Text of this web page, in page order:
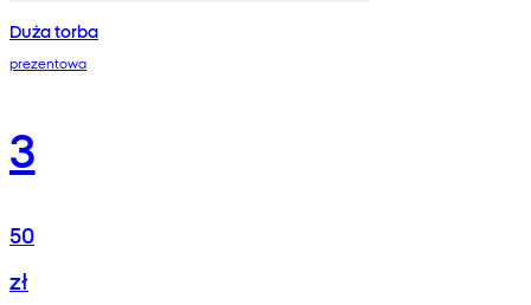
Duża torba
prezentowa
3
50
zł